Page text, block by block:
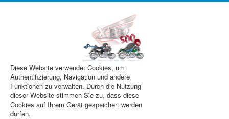
Diese Website verwendet Cookies, um
Authentifizierung, Navigation und andere
Funktionen zu verwalten. Durch die Nutzung
dieser Website stimmen Sie zu, dass diese
Cookies auf Ihrem Gerät gespeichert werden
dürfen.